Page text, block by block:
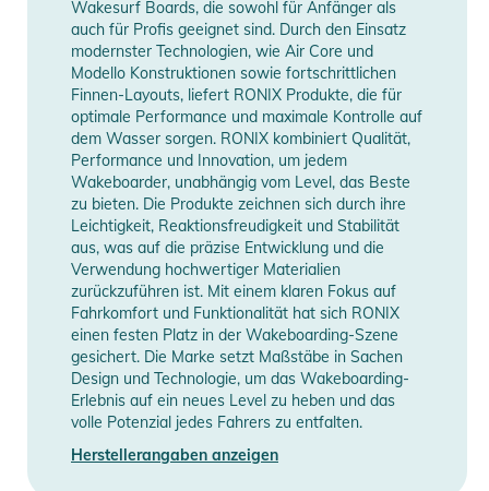
weicheren horizontalen Holz belässt. Mit dem Atmos hast du
einen Drehpunkt, der sich über die gesamte Länge des
Boards erstreckt, nicht nur in bestimmten Taschen, sodass
der größte Teil des Boards von Seite zu Seite passen kann.
Wir sind stolz darauf, eine Konstruktion zu präsentieren, die
auf Rails schmilzt, wie du es noch nie erlebt hast, ohne die
Haltbarkeit zu beeinträchtigen, um es mit allem aufzunehmen,
was sich ihr in den Weg stellt. Größere Ollies, einfachere
Transfers und unser anpassungsfähigster Side-to-Side-Flex 
der Atmos.
Eigenschaften:
- FAHRSTIL: PARKEN | FORTSCHRITTLICH
- KONSTRUKTION: VERTIKALES HOLZ/HORIZONTALES
- ROCKER: CONTINUOUS
- FLEX: SPINE FLEX - Unser weichster äußerer Flex, aber mit
einer Mitte verschmolzen, die einen Widerstandspunkt in
Manufacturer
Information
Herstellerangaben
anzeigen
Wakesurf Boards, die sowohl für Anfänger als
auch für Profis geeignet sind. Durch den Einsatz
modernster Technologien, wie Air Core und
Modello Konstruktionen sowie fortschrittlichen
Finnen-Layouts, liefert RONIX Produkte, die für
optimale Performance und maximale Kontrolle auf
dem Wasser sorgen. RONIX kombiniert Qualität,
Performance und Innovation, um jedem
Wakeboarder, unabhängig vom Level, das Beste
zu bieten. Die Produkte zeichnen sich durch ihre
Leichtigkeit, Reaktionsfreudigkeit und Stabilität
aus, was auf die präzise Entwicklung und die
Verwendung hochwertiger Materialien
zurückzuführen ist. Mit einem klaren Fokus auf
Fahrkomfort und Funktionalität hat sich RONIX
einen festen Platz in der Wakeboarding-Szene
gesichert. Die Marke setzt Maßstäbe in Sachen
Design und Technologie, um das Wakeboarding-
Erlebnis auf ein neues Level zu heben und das
volle Potenzial jedes Fahrers zu entfalten.
Herstellerangaben anzeigen